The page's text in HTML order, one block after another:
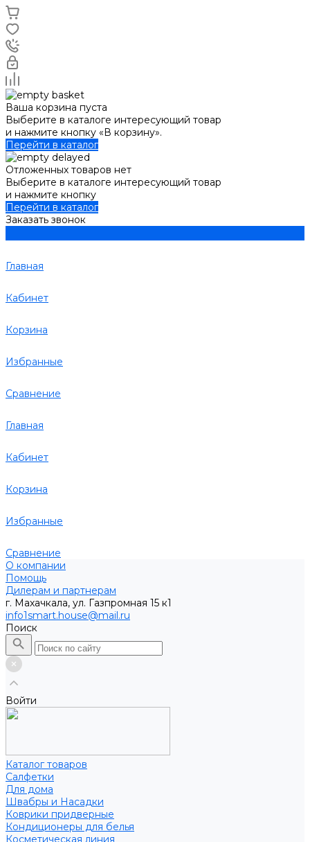
Ваша корзина пуста
Выберите в каталоге интересующий товар
и нажмите кнопку «В корзину».
Перейти в каталог
Отложенных товаров нет
Выберите в каталоге интересующий товар
и нажмите кнопку
Перейти в каталог
Заказать звонок
Главная
Кабинет
Корзина
Избранные
Сравнение
Главная
Кабинет
Корзина
Избранные
Сравнение
О компании
Помощь
Дилерам и партнерам
г. Махачкала, ул. Газпромная 15 к1
info1smart.house@mail.ru
Поиск
Войти
Каталог товаров
Салфетки
Для дома
Швабры и Насадки
Коврики придверные
Кондиционеры для белья
Косметическая линия